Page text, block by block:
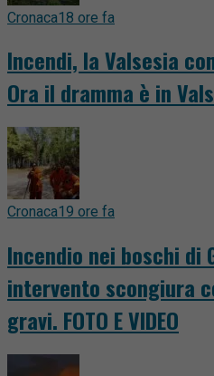
Cronaca18 ore fa
Incendi, la Valsesia
Ora il dramma è in
Cronaca19 ore fa
Incendio nei boschi di
intervento scongiura
gravi. FOTO E VIDEO